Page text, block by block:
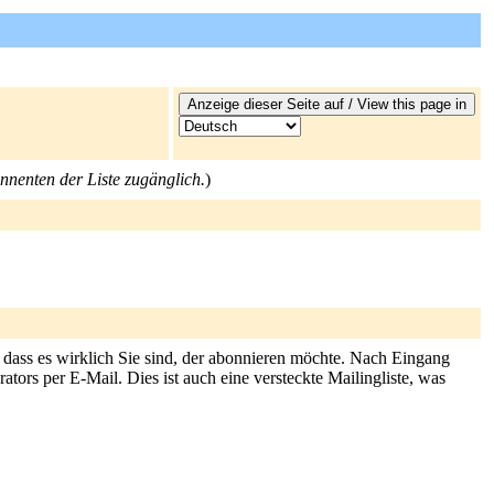
der Liste zugänglich.)
es wirklich Sie sind, der abonnieren möchte. Nach Eingang
per E-Mail. Dies ist auch eine versteckte Mailingliste, was